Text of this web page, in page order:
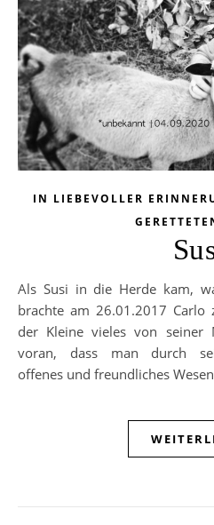
IN LIEBEVOLLER
Als Susi in die Herde kam, war sie bereits trächtig und
brachte am 26.01.2017 Carlo
der Kleine vieles von seiner
voran, dass man durch
offenes und freundliches